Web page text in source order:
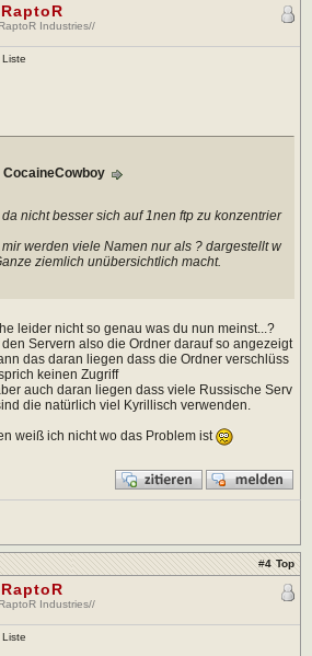
Industries//
CocaineCowboy
da nicht besser sich auf 1nen ftp zu konzentrier
mir werden viele Namen nur als ? dargestellt w
ziemlich unübersichtlich macht.
leider nicht so genau was du nun meinst...?
Servern also die Ordner darauf so angezeigt
das daran liegen dass die Ordner verschlüss
keinen Zugriff
auch daran liegen dass viele Russische Serv
die natürlich viel Kyrillisch verwenden.
weiß ich nicht wo das Problem ist
#4 Top
Industries//